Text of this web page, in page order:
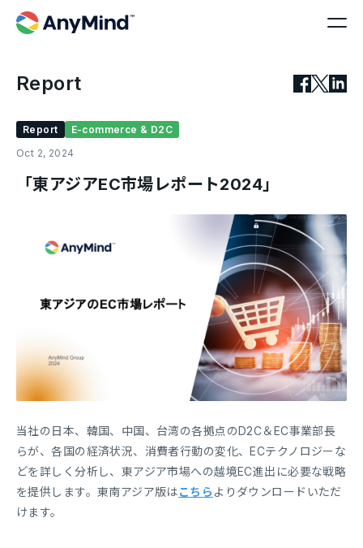
Report
Report
E-commerce & D2C
Oct 2, 2024
「東アジアEC市場レポート2024」
当社の日本、韓国、中国、台湾の各拠点のD2C＆EC事業部長
らが、各国の経済状況、消費者行動の変化、ECテクノロジーな
どを詳しく分析し、東アジア市場への越境EC進出に必要な戦略
を提供します。東南アジア版はこちら よりダウンロードいただ
けます。